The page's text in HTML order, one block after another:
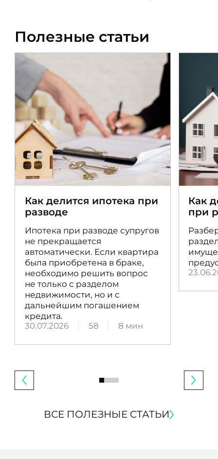
Полезные статьи
Как делится ипотека при
разводе
Ипотека при разводе супругов
не прекращается
автоматически. Если квартира
была приобретена в браке,
необходимо решить вопрос
не только с разделом
недвижимости, но и с
дальнейшим погашением
кредита.
30.07.2026
58 8 мин
Как
при
ВСЕ ПОЛЕЗНЫЕ СТАТЬИ